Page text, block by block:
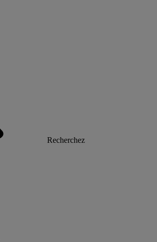
Recherchez